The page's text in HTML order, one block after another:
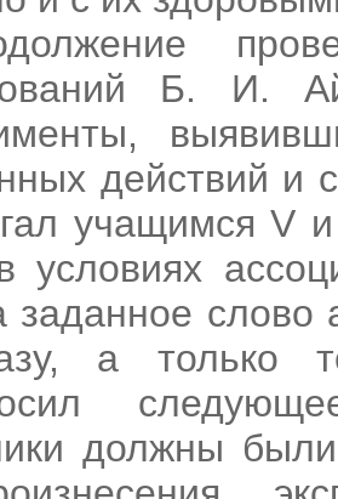
Б. И.
действий и
учащимся V
условиях
заданное слово
а только
должны